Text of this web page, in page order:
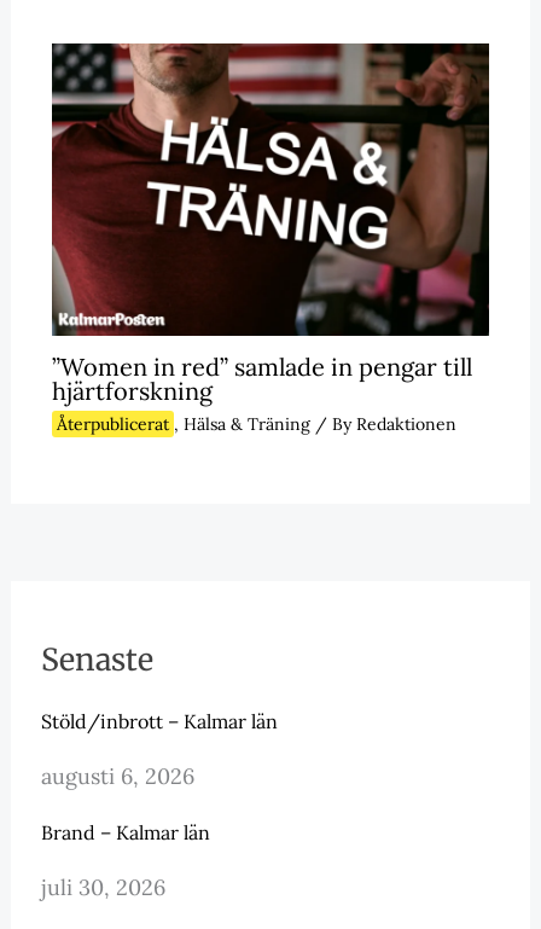
”Women in red” samlade in pengar till
hjärtforskning
Återpublicerat , Hälsa & Träning/ ByRedaktionen
Senaste
Stöld/inbrott – Kalmar län
augusti 6, 2026
Brand – Kalmar län
juli 30, 2026